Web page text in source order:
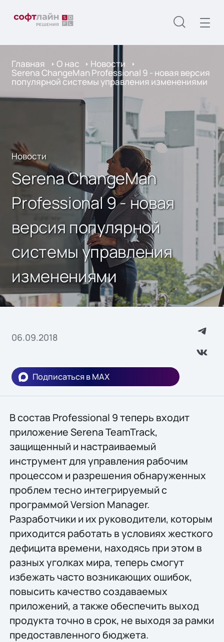
Главная О нас Новости
Serena ChangeMan Professional 9 - новая версия
популярной системы управления изменениями
Новости
Serena ChangeMan
Professional 9 - новая
версия популярной
системы управления
изменениями
06.09.2018
Подписаться в MAX
В состав Professional 9 теперь входит
приложение Serena TeamTrack,
защищенный и настраиваемый
инструмент для управления рабочим
процессом и разрешения обнаруженных
проблем тесно интегрируемый с
программой Version Manager.
Разработчики и их руководители, которым
приходится работать в условиях жесткого
дефицита времени, находясь при этом в
разных уголках мира, теперь смогут
избежать часто возникающих ошибок,
повысить качество создаваемых
приложений, а также обеспечить выход
продукта точно в срок, не выходя за рамки
предоставленного бюджета.